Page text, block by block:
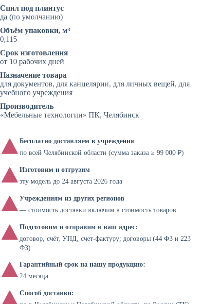
Спил под плинтус
да (по умолчанию)
Объём упаковки, м³
0,115
Срок изготовления
от 10 рабочих дней
Назначение товара
для документов, для канцелярии, для личных вещей, для
учебного учреждения
Производитель
«Мебельные технологии» ПК, Челябинск
Бесплатно доставляем в учреждения
по всей Челябинской области (сумма заказа ≥ 99 000 ₽)
Изготовим и отгрузим
эту модель до 24 августа 2026 года
Учреждениям из других регионов
— стоимость доставки включим в стоимость товаров
Подготовим и отправим в ваш адрес:
договор, счёт, УПД, счет-фактуру; договоры (44 ФЗ и 223
ФЗ)
Гарантийный срок на нашу продукцию:
24 месяца
Способ доставки: